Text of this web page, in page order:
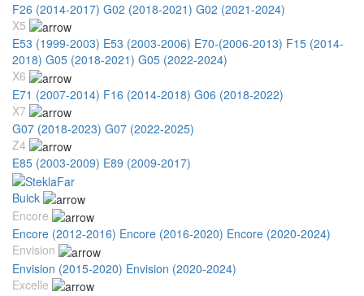
F26 (2014-2017) G02 (2018-2021) G02 (2021-2024)
X5
E53 (1999-2003) E53 (2003-2006) E70-(2006-2013) F15 (2014-
2018) G05 (2018-2021) G05 (2022-2024)
X6
E71 (2007-2014) F16 (2014-2018) G06 (2018-2022)
X7
G07 (2018-2023) G07 (2022-2025)
Z4
E85 (2003-2009) E89 (2009-2017)
Buick
Encore
Encore (2012-2016) Encore (2016-2020) Encore (2020-2024)
Envision
Envision (2015-2020) Envision (2020-2024)
Excelle